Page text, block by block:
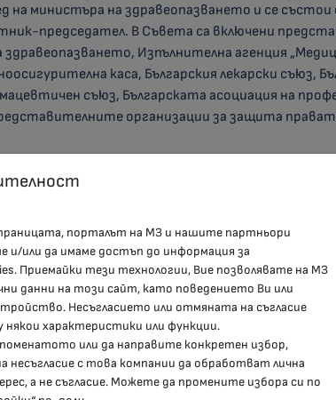
на министъра на здравеопазването и се състои
председател. В Съвета са включени
Изпълнителна агенция
каса, Българския лекарски съюз,
съюз, Българската асоциация на
организации за защита
гр.София, 1000,
порталът на МЗ и нашите партньори
и/или да имаме достъп до информация за
Приемайки тези технологии, Вие позволявате на МЗ
данни на този сайт, като поведението Ви или
Несъгласието или отмяната на съгласие
характеристики или функции.
или да направите конкретен избор,
с това компании да обработват лична
а не съгласие. Можете да промените избора си по